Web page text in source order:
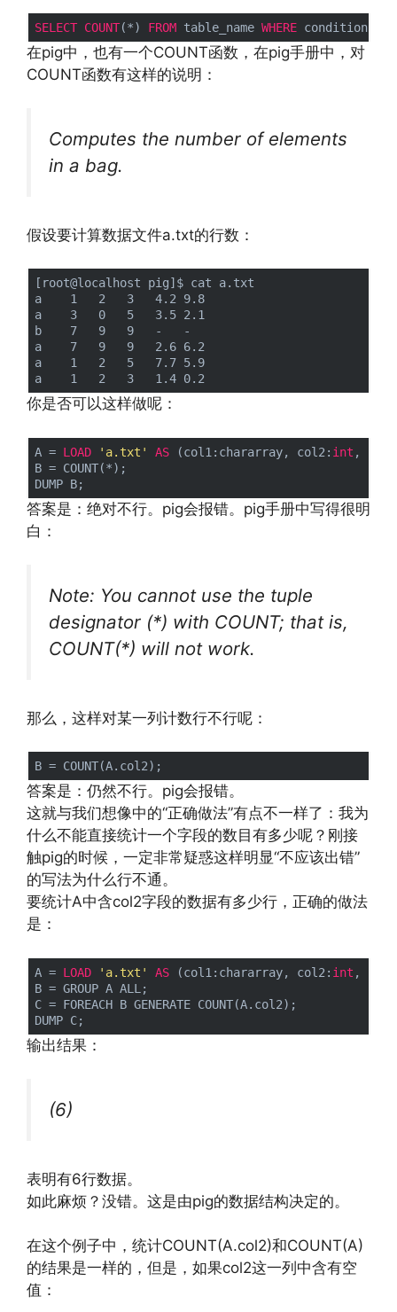
SELECT COUNT(*) FROM table_name WHERE
在pig中，也有一个COUNT函数，在pig手册中，对
COUNT函数有这样的说明：
Computes the number of elements
in a bag.
假设要计算数据文件a.txt的行数：
[root@localhost pig]$ cat a.txt
a    1   2   3   4.2 9.8
a    3   0   5   3.5 2.1
b    7   9   9   -   -
a    7   9   9   2.6 6.2
a    1   2   5   7.7 5.9
你是否可以这样做呢：
A = LOAD 'a.txt' AS (col1:chararray, col2: int ,
B = COUNT(*);
答案是：绝对不行。pig会报错。pig手册中写得很明
白：
Note: You cannot use the tuple
designator (*) with COUNT; that is,
COUNT(*) will not work.
那么，这样对某一列计数行不行呢：
答案是：仍然不行。pig会报错。
这就与我们想像中的“正确做法”有点不一样了：我为
什么不能直接统计一个字段的数目有多少呢？刚接
触pig的时候，一定非常疑惑这样明显“不应该出错”
的写法为什么行不通。
要统计A中含col2字段的数据有多少行，正确的做法
是：
A = LOAD 'a.txt' AS (col1:chararray, col2: int ,
B = GROUP A ALL;
C = FOREACH B GENERATE COUNT(A.col2);
输出结果：
(6)
表明有6行数据。
如此麻烦？没错。这是由pig的数据结构决定的。
在这个例子中，统计COUNT(A.col2)和COUNT(A)
的结果是一样的，但是，如果col2这一列中含有空
值：